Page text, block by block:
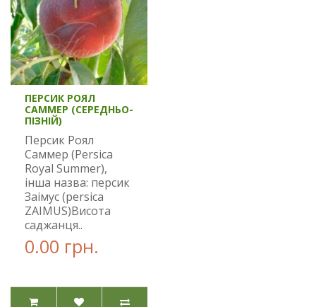
ПЕРСИК РОЯЛ
САММЕР (СЕРЕДНЬО-
ПІЗНІЙ)
Персик Роял
Саммер (Persica
Royal Summer),
інша назва: персик
Заімус (persica
ZAIMUS)Висота
саджанця..
0.00 грн.